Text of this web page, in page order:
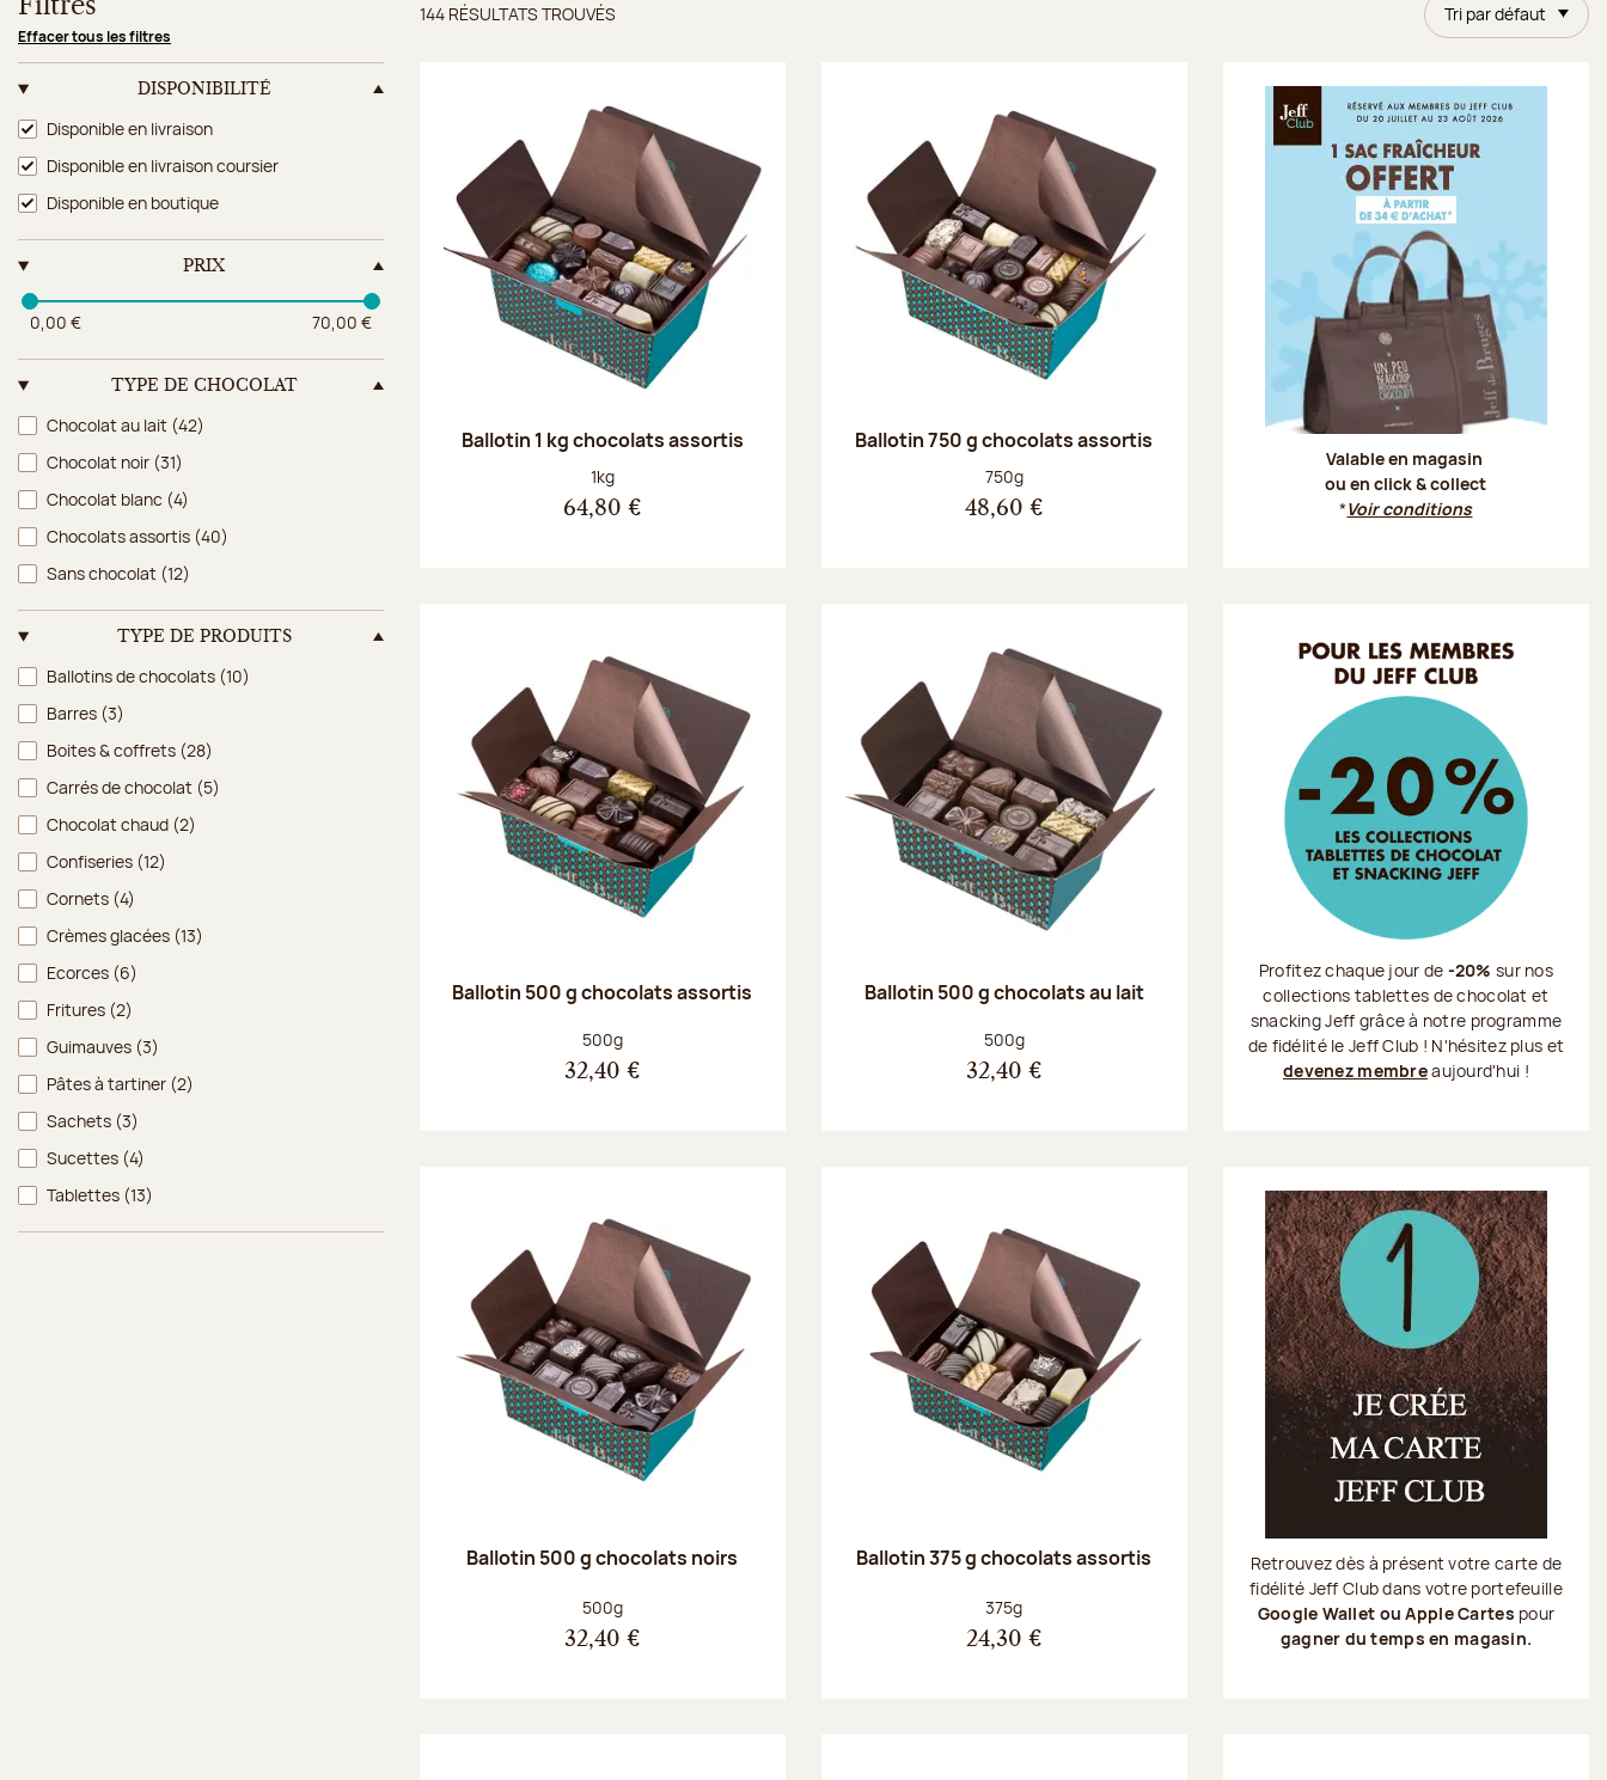
Filtres
Effacer tous les filtres
DISPONIBILITÉ
Disponibilité
Disponible en livraison
Disponible en livraison coursier
Disponible en boutique
PRIX
0,00 € 70,00 €
TYPE DE CHOCOLAT
Type de chocolat
Chocolat au lait (42)
Chocolat noir (31)
Chocolat blanc (4)
Chocolats assortis (40)
Sans chocolat (12)
TYPE DE PRODUITS
Type de produits
Ballotins de chocolats (10)
Barres (3)
Boites & coffrets (28)
Carrés de chocolat (5)
Chocolat chaud (2)
Confiseries (12)
Cornets (4)
Crèmes glacées (13)
Ecorces (6)
Fritures (2)
Guimauves (3)
Pâtes à tartiner (2)
Sachets (3)
Sucettes (4)
Tablettes (13)
Tri par défaut
Résultats trouvés
144 RÉSULTATS TROUVÉS
Ballotin 1 kg chocolats assortis
Poids net :
1kg
64,80 €
Ballotin 750 g chocolats assortis
Poids net :
750g
48,60 €
Valable en magasin
ou en click & collect
*Voir conditions
Ballotin 500 g chocolats assortis
Poids net :
500g
32,40 €
Ballotin 500 g chocolats au lait
Poids net :
500g
32,40 €
Profitez chaque jour de -20% sur nos
collections tablettes de chocolat et
snacking Jeff grâce à notre programme
de fidélité le Jeff Club ! N'hésitez plus et
devenez membreaujourd'hui !
Ballotin 500 g chocolats noirs
Poids net :
500g
32,40 €
Ballotin 375 g chocolats assortis
Poids net :
375g
24,30 €
Retrouvez dès à présent votre carte de
fidélité Jeff Club dans votre portefeuille
Google Wallet ou Apple Cartes pour
gagner du temps en magasin.